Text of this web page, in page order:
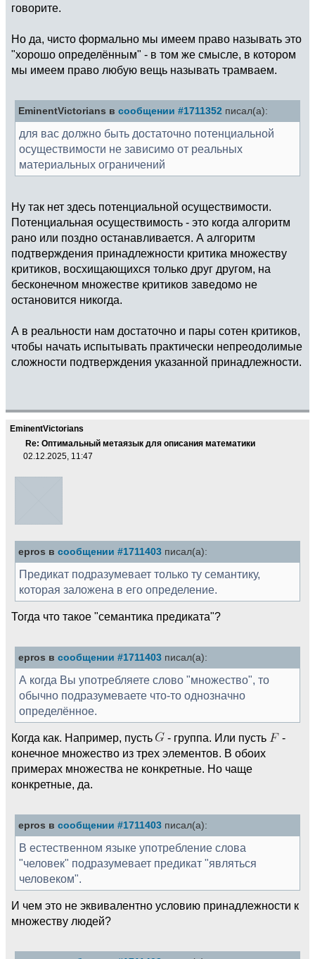
говорите.
Но да, чисто формально мы имеем право называть это
"хорошо определённым" - в том же смысле, в котором
мы имеем право любую вещь называть трамваем.
EminentVictorians в сообщении #1711352 писал(а):
для вас должно быть достаточно потенциальной
осуществимости не зависимо от реальных
материальных ограничений
Ну так нет здесь потенциальной осуществимости.
Потенциальная осуществимость - это когда алгоритм
рано или поздно останавливается. А алгоритм
подтверждения принадлежности критика множеству
критиков, восхищающихся только друг другом, на
бесконечном множестве критиков заведомо не
остановится никогда.
А в реальности нам достаточно и пары сотен критиков,
чтобы начать испытывать практически непреодолимые
сложности подтверждения указанной принадлежности.
EminentVictorians
Re: Оптимальный метаязык для описания математики
02.12.2025, 11:47
epros в сообщении #1711403 писал(а):
Предикат подразумевает только ту семантику,
которая заложена в его определение.
Тогда что такое "семантика предиката"?
epros в сообщении #1711403 писал(а):
А когда Вы употребляете слово "множество", то
обычно подразумеваете что-то однозначно
определённое.
Когда как. Например, пусть - группа. Или пусть
-
конечное множество из трех элементов. В обоих
примерах множества не конкретные. Но чаще
конкретные, да.
epros в сообщении #1711403 писал(а):
В естественном языке употребление слова
"человек" подразумевает предикат "являться
человеком".
И чем это не эквивалентно условию принадлежности к
множеству людей?